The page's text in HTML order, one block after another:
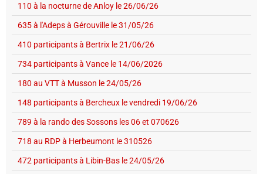
110 à la nocturne de Anloy le 26/06/26
635 à l'Adeps à Gérouville le 31/05/26
410 participants à Bertrix le 21/06/26
734 participants à Vance le 14/06/2026
180 au VTT à Musson le 24/05/26
148 participants à Bercheux le vendredi 19/06/26
789 à la rando des Sossons les 06 et 070626
718 au RDP à Herbeumont le 310526
472 participants à Libin-Bas le 24/05/26